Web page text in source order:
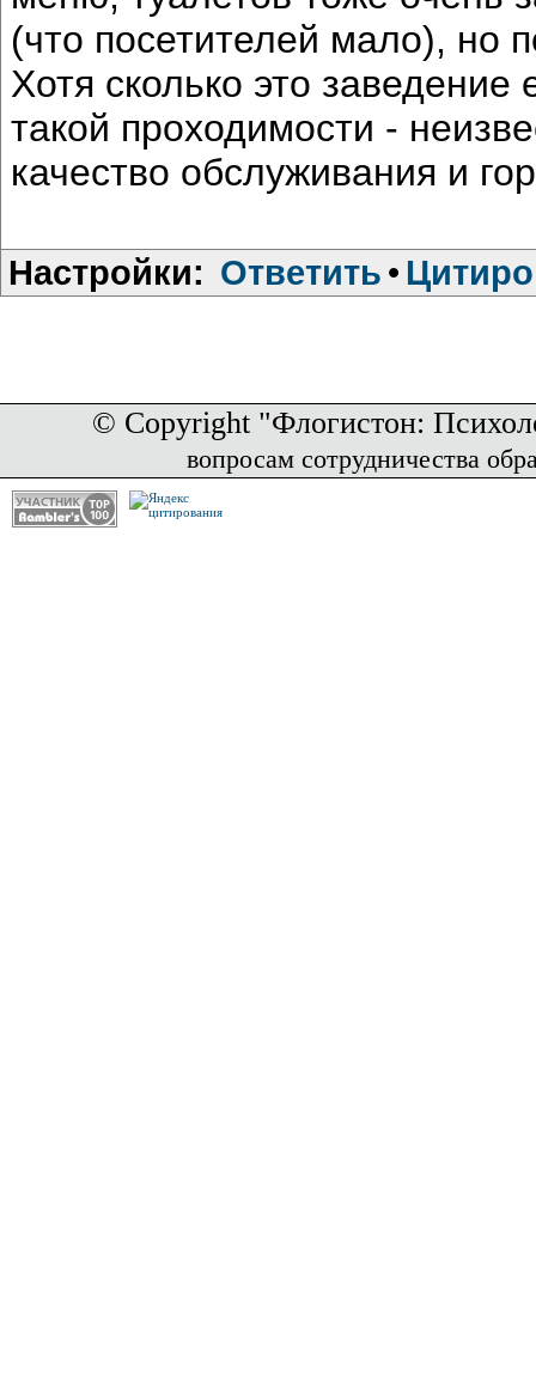
(что посетителей мало),
Хотя сколько это
такой проходимости -
качество обслуживания и
Настройки: Ответить •
© Copyright "Флогистон:
вопросам сотрудничества